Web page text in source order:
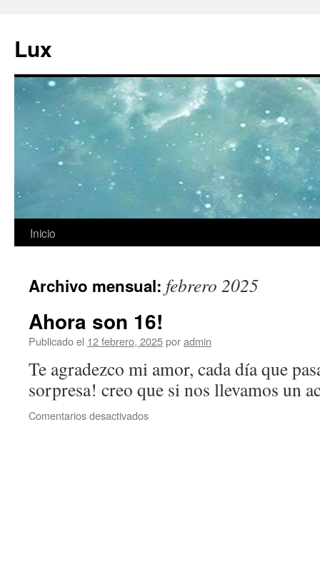
contenido
Lux
Inicio
Archivo mensual: febrero 2025
Ahora son 16!
Publicado el 12 febrero, 2025poradmin
Te agradezco mi amor, cada día que
sorpresa! creo que si nos llevamos un
Comentarios desactivadosen